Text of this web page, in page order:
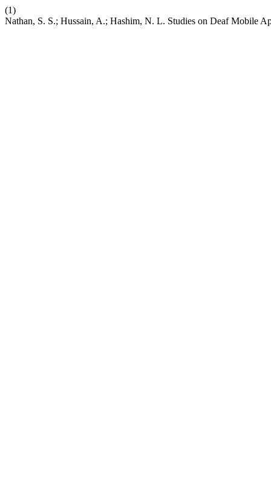
(1)
Nathan, S. S.; Hussain, A.; Hashim, N. L. Studies on Deaf Mobile